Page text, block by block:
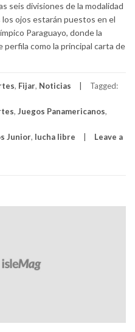
seis divisiones de la modalidad
los ojos estarán puestos en el
Paraguayo, donde la
perfila como la principal carta de
, Fijar, Noticias Tagged:
, Juegos Panamericanos,
Junior, lucha libre Leave a